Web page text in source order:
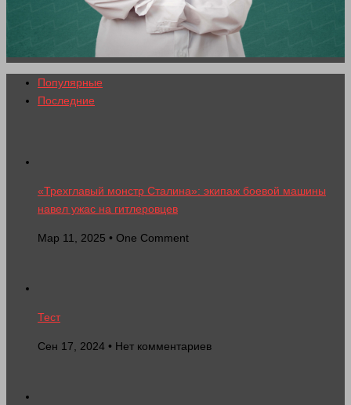
Популярные
Последние
«Трехглавый монстр Сталина»: экипаж боевой машины
навел ужас на гитлеровцев
Мар 11, 2025 • One Comment
Тест
Сен 17, 2024 • Нет комментариев